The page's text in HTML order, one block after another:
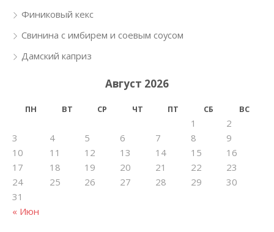
Финиковый кекс
Свинина с имбирем и соевым соусом
Дамский каприз
Август 2026
ПН ВТ СР ЧТ ПТ СБ ВС
« Июн
1
2
3
4 5 6 7 8
9
10
11 12 13 14 15
16
17
18 19 20 21 22
23
24
25 26 27 28 29
30
31